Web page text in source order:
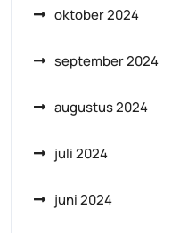
oktober 2024
september 2024
augustus 2024
juli 2024
juni 2024